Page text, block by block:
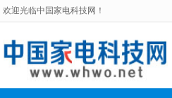
欢迎光临中国家电科技网！